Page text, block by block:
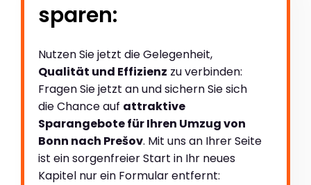
sparen:
Nutzen Sie jetzt die Gelegenheit,
Qualität und Effizienz zu verbinden:
Fragen Sie jetzt an und sichern Sie sich
die Chance auf attraktive
Sparangebote für Ihren Umzug von
Bonn nach Prešov. Mit uns an Ihrer Seite
ist ein sorgenfreier Start in Ihr neues
Kapitel nur ein Formular entfernt: